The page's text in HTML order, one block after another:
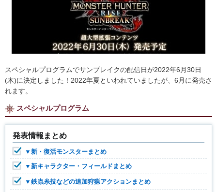
スペシャルプログラムでサンブレイクの配信日が2022年6月30日
(木)に決定しました！2022年夏といわれていましたが、6月に発売さ
れます。
スペシャルプログラム
発表情報まとめ
▼新・復活モンスターまとめ
▼新キャラクター・フィールドまとめ
▼鉄蟲糸技などの追加狩猟アクションまとめ